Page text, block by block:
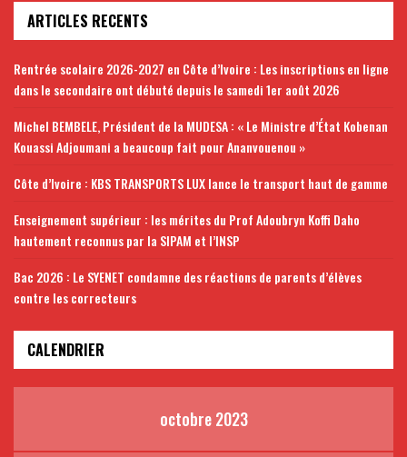
ARTICLES RECENTS
Rentrée scolaire 2026-2027 en Côte d’Ivoire : Les inscriptions en ligne
dans le secondaire ont débuté depuis le samedi 1er août 2026
Michel BEMBELE, Président de la MUDESA : « Le Ministre d’État Kobenan
Kouassi Adjoumani a beaucoup fait pour Ananvouenou »
Côte d’Ivoire : KBS TRANSPORTS LUX lance le transport haut de gamme
Enseignement supérieur : les mérites du Prof Adoubryn Koffi Daho
hautement reconnus par la SIPAM et l’INSP
Bac 2026 : Le SYENET condamne des réactions de parents d’élèves
contre les correcteurs
CALENDRIER
octobre 2023